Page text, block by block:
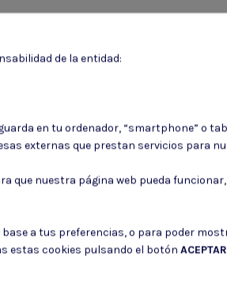
de la entidad:
en tu ordenador, “smartphone” o
externas que prestan servicios para
que nuestra página web pueda
a tus preferencias, o para poder
estas cookies pulsando el botón ACEPTAR